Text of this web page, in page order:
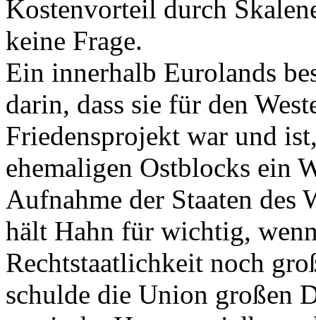
Kostenvorteil durch
keine Frage.
Ein innerhalb Eurolands
darin, dass sie für den
Friedensprojekt war und
ehemaligen Ostblocks ein
Aufnahme der Staaten des
hält Hahn für wichtig,
Rechtstaatlichkeit noch
schulde die Union großen